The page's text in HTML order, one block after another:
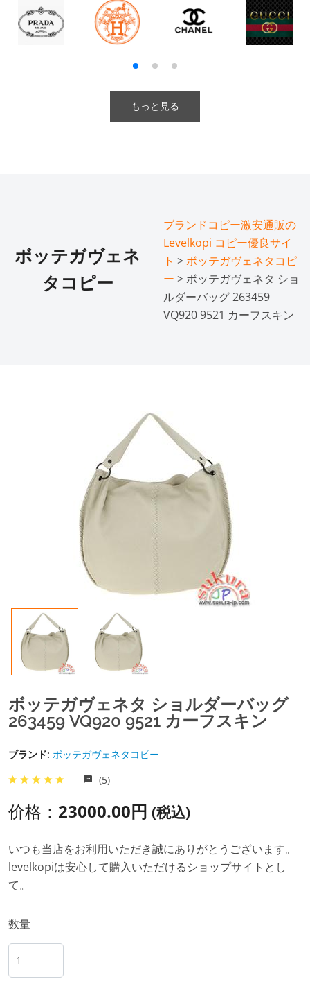
もっと見る
ボッテガヴェネ
タコピー
ブランドコピー激安通販の
Levelkopi コピー優良サイ
ト >ボッテガヴェネタコピ
ー > ボッテガヴェネタ ショ
ルダーバッグ 263459
VQ920 9521 カーフスキン
ボッテガヴェネタ ショルダーバッグ
263459 VQ920 9521 カーフスキン
ブランド: ボッテガヴェネタコピー
(5)
价格： 23000.00円 (税込)
いつも当店をお利用いただき誠にありがとうございます。
levelkopiは安心して購入いただけるショップサイトとし
て。
数量